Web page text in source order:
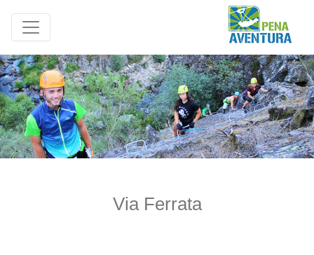
Via Ferrata